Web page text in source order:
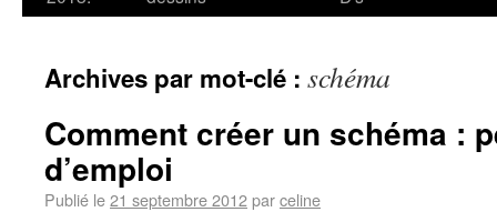
Archives par mot-clé : schéma
Comment créer un schéma :
d’emploi
Publié le21 septembre 2012parceline